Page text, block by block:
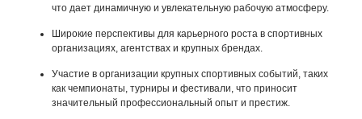
что дает динамичную и увлекательную рабочую атмосферу.
Широкие перспективы для карьерного роста в спортивных
организациях, агентствах и крупных брендах.
Участие в организации крупных спортивных событий, таких
как чемпионаты, турниры и фестивали, что приносит
значительный профессиональный опыт и престиж.